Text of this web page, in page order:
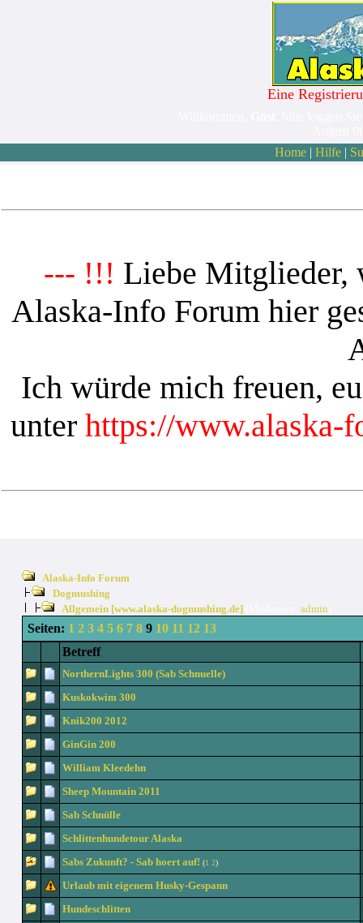
Eine
Home| Hilfe|
--- !!! Liebe Mitglieder,
Alaska-Info Forum hier
Ich würde mich freuen,
unter https://www.alaska-
Alaska-Info Forum
Dogmushing
Allgemein [www.alaska-dogmushing.de](Moderator: admin
Seiten: 1 2 3 4 5 6 7 89 10 11 12 13
Betreff
NorthernLights 300 (Sab Schnuelle)
Kuskokwim 300
Knik200 2012
GinGin 200
William Kleedehn
Sheep Mountain 2011
Sab Schnülle
Schlittenhundetour Alaska
Sabs Zukunft? - Sab hoert auf! (1 2)
Urlaub mit eigenem Husky-Gespann
Hundeschlitten